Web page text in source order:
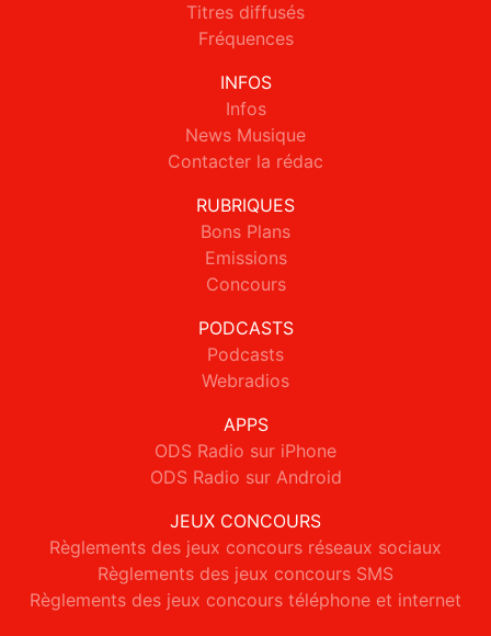
Titres diffusés
Fréquences
INFOS
Infos
News Musique
Contacter la rédac
RUBRIQUES
Bons Plans
Emissions
Concours
PODCASTS
Podcasts
Webradios
APPS
ODS Radio sur iPhone
ODS Radio sur Android
JEUX CONCOURS
Règlements des jeux concours réseaux sociaux
Règlements des jeux concours SMS
Règlements des jeux concours téléphone et internet